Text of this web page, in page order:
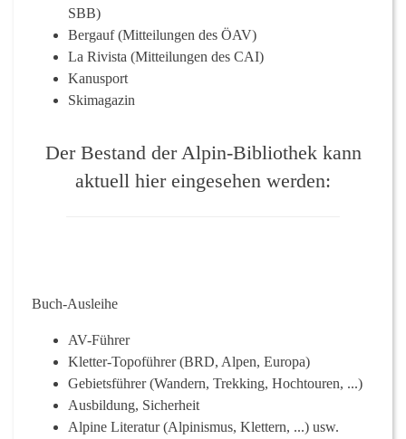
SBB)
Bergauf (Mitteilungen des ÖAV)
La Rivista (Mitteilungen des CAI)
Kanusport
Skimagazin
Der Bestand der Alpin-Bibliothek kann
aktuell hier eingesehen werden:
Buch-Ausleihe
AV-Führer
Kletter-Topoführer (BRD, Alpen, Europa)
Gebietsführer (Wandern, Trekking, Hochtouren, ...)
Ausbildung, Sicherheit
Alpine Literatur (Alpinismus, Klettern, ...) usw.